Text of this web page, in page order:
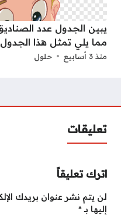
يبين الجدول عدد
مما يلي تمثل هذا
منذ 3 أسابيع حلول
تعليقات
اترك تعليقاً
لن يتم نشر عنوان بريدك
إليها بـ*